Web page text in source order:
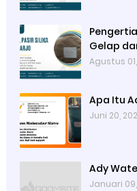
Gelap
Tembus
Agustus
Apa Itu
Juni 20,
Ady
Januari